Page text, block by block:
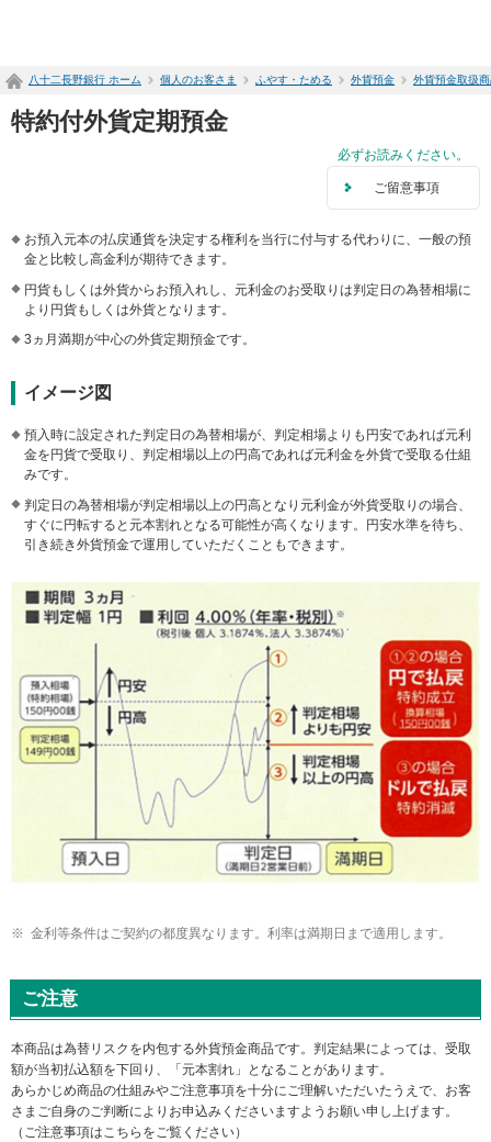
内
移
ン
で
サ
内
メ
に
タ
情
報
に
八十二長野銀行 ホーム 個人のお客さま ふやす・ためる 外貨預金 外貨預金取扱
特約付外貨定期預金
必ずお読みください。
ご留意事項
お預入元本の払戻通貨を決定する権利を当行に付与する代わりに、一般の預
金と比較し高金利が期待できます。
円貨もしくは外貨からお預入れし、元利金のお受取りは判定日の為替相場に
より円貨もしくは外貨となります。
3ヵ月満期が中心の外貨定期預金です。
イメージ図
預入時に設定された判定日の為替相場が、判定相場よりも円安であれば元利
金を円貨で受取り、判定相場以上の円高であれば元利金を外貨で受取る仕組
みです。
判定日の為替相場が判定相場以上の円高となり元利金が外貨受取りの場合、
すぐに円転すると元本割れとなる可能性が高くなります。 円安水準を待ち、
引き続き外貨預金で運用していただくこともできます。
金利等条件はご契約の都度異なります。利率は満期日まで適用します。
ご注意
本商品は為替リスクを内包する外貨預金商品です。判定結果によっては、受取
額が当初払込額を下回り、「元本割れ」となることがあります。
あらかじめ商品の仕組みやご注意事項を十分にご理解いただいたうえで、お客
さまご自身のご判断によりお申込みくださいますようお願い申し上げます。
（ご注意事項はこちらをご覧ください）